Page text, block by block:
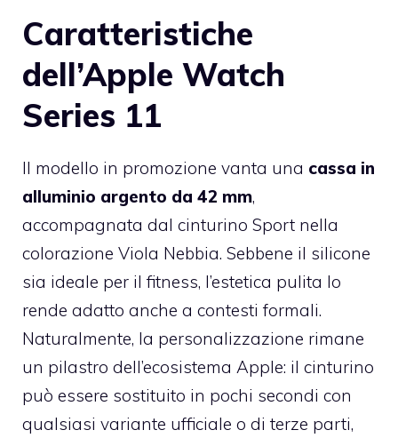
Caratteristiche
dell’Apple Watch
Series 11
Il modello in promozione vanta una cassa in
alluminio argento da 42 mm,
accompagnata dal cinturino Sport nella
colorazione Viola Nebbia. Sebbene il silicone
sia ideale per il fitness, l’estetica pulita lo
rende adatto anche a contesti formali.
Naturalmente, la personalizzazione rimane
un pilastro dell’ecosistema Apple: il cinturino
può essere sostituito in pochi secondi con
qualsiasi variante ufficiale o di terze parti,